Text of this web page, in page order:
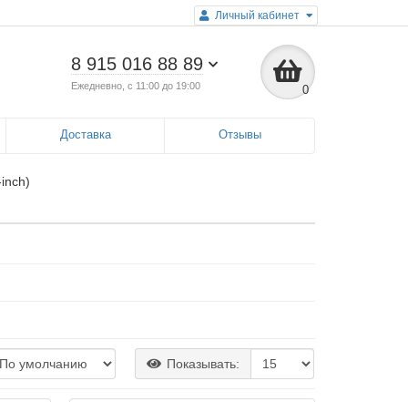
Личный кабинет
8 915 016 88 89
Ежедневно, с 11:00 до 19:00 0
Доставка Отзывы
Показывать: